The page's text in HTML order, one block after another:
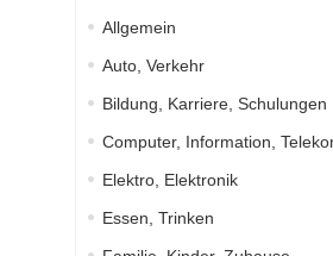
Allgemein
Auto, Verkehr
Bildung, Karriere, Schulungen
Computer, Information,
Elektro, Elektronik
Essen, Trinken